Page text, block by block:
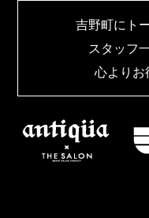
吉野町にト
スタッフ
心よりお